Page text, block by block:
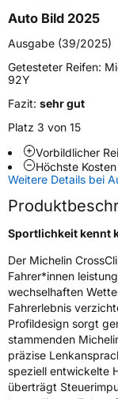
FahrzeugtypPKW
Verwendung
Modellname
FahrzeugartPKW &
Weitere
SchlauchtypTL
M+SJa
VerstärktXL
ElektroJa
EU Label
Auto Bild 2025
Ausgabe (39/2025)
Getesteter Reifen:
92Y
Fazit: sehr gut
Platz 3 von 15
Vorbildlicher
Höchste
Weitere Details bei
Sportlichkeit kennt
Der Michelin
Fahrer*innen
wechselhaften
Fahrerlebnis
Profildesign sorgt
stammenden
präzise
speziell entwickelte
überträgt